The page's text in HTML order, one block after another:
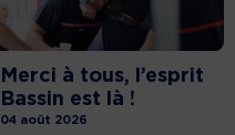
Merci à tous, l’esprit
Bassin est là !
04 août 2026